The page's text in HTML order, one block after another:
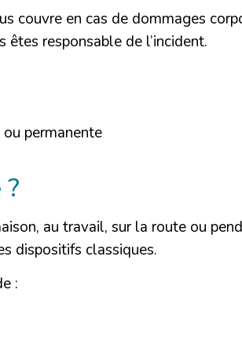
couvre en cas de dommages
responsable de l’incident.
permanente
au travail, sur la route ou
dispositifs classiques.
: